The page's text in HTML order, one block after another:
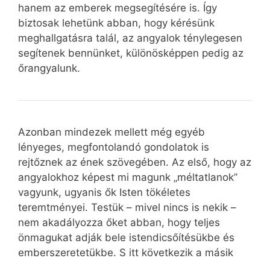
hanem az emberek megsegítésére is. Így
biztosak lehetünk abban, hogy kérésünk
meghallgatásra talál, az angyalok ténylegesen
segítenek bennünket, különösképpen pedig az
őrangyalunk.
Azonban mindezek mellett még egyéb
lényeges, megfontolandó gondolatok is
rejtőznek az ének szövegében. Az első, hogy az
angyalokhoz képest mi magunk „méltatlanok”
vagyunk, ugyanis ők Isten tökéletes
teremtményei. Testük – mivel nincs is nekik –
nem akadályozza őket abban, hogy teljes
önmagukat adják bele istendicsőítésükbe és
emberszeretetükbe. S itt következik a másik